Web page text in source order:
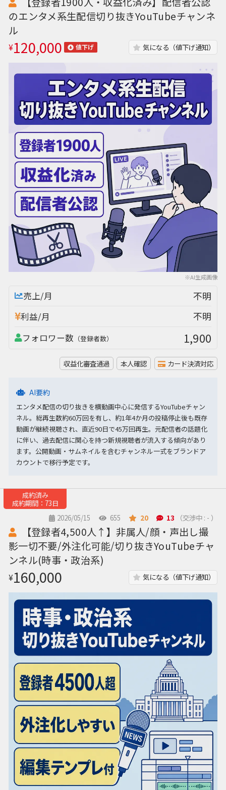
※AI生成画像
のエンタメ系生配信切り抜きYouTubeチャンネ
ル
¥120,000 値下げ 気になる（値下げ通知）
売上/月 不明
利益/月 不明
フォロワー数 （登録者数） 1,900
収益化審査通過 本人確認 カード決済対応
AI要約
エンタメ配信の切り抜きを横動画中心に発信するYouTubeチャン
ネル。総再生数約60万回を有し、約1年4か月の投稿停止後も既存
動画が継続視聴され、直近90日で45万回再生。元配信者の話題化
に伴い、過去配信に関心を持つ新規視聴者が流入する傾向があり
ます。公開動画・サムネイルを含むチャンネル一式をブランドア
カウントで移行予定です。
成約済み
成約期間：73日
2026/05/15
655 20 13 （交渉中 : - ）
【登録者4,500人↑】非属人/顔・声出し撮
影一切不要/外注化可能/切り抜きYouTubeチャ
ンネル(時事・政治系)
¥160,000 気になる（値下げ通知）